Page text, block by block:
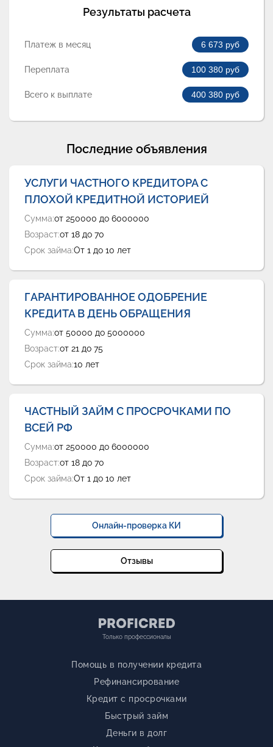
Результаты расчета
Платеж в месяц 6 673 руб
Переплата 100 380 руб
Всего к выплате 400 380 руб
Последние объявления
УСЛУГИ ЧАСТНОГО КРЕДИТОРА С
ПЛОХОЙ КРЕДИТНОЙ ИСТОРИЕЙ
Сумма:от 250000 до 6000000
Возраст:от 18 до 70
Срок займа:От 1 до 10 лет
ГАРАНТИРОВАННОЕ ОДОБРЕНИЕ
КРЕДИТА В ДЕНЬ ОБРАЩЕНИЯ
Сумма:от 50000 до 5000000
Возраст:от 21 до 75
Срок займа:10 лет
ЧАСТНЫЙ ЗАЙМ С ПРОСРОЧКАМИ ПО
ВСЕЙ РФ
Сумма:от 250000 до 6000000
Возраст:от 18 до 70
Срок займа:От 1 до 10 лет
Онлайн-проверка КИ
Отзывы
Только профессионалы
Помощь в получении кредита
Рефинансирование
Кредит с просрочками
Быстрый займ
Деньги в долг